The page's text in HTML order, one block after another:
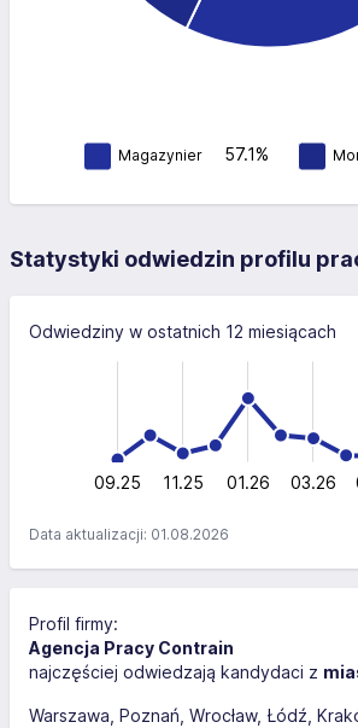
Magazynier 57.1%
Statystyki odwiedzin profilu
Odwiedziny w ostatnich 12 miesiącach
L
09.25 11.25 01.26 03.26
Data aktualizacji: 01.08.2026
Profil firmy:
Agencja Pracy Contrain
najczęściej odwiedzają kandydaci z
Warszawa Poznań Wrocław Łódź